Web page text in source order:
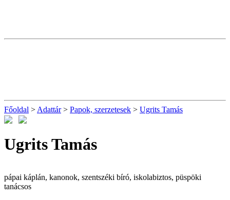
Főoldal > Adattár> Papok, szerzetesek > Ugrits Tamás
Ugrits Tamás
pápai káplán, kanonok, szentszéki bíró, iskolabiztos, püspöki
tanácsos